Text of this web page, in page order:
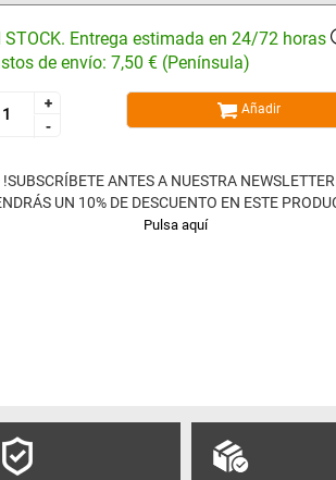
STOCK. Entrega estimada en 24/72 horas
de envío: 7,50 € (Península)
+
-
+
-
Añadir
!SUBSCRÍBETE ANTES A NUESTRA
UN 10% DE DESCUENTO EN ESTE
Pulsa aquí